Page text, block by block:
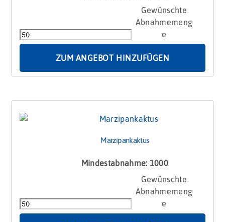
Menge
ZUM ANGEBOT HINZUFÜGEN
Marzipankaktus
Mindestabnahme: 1000